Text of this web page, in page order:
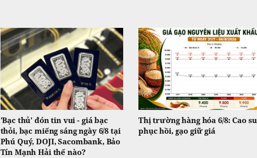
'Bạc thủ' đón tin vui - giá bạc
thỏi, bạc miếng sáng ngày 6/8 tại
Phú Quý, DOJI, Sacombank, Bảo
Tín Mạnh Hải thế nào?
Thị trường hàng hóa 6/8: Cao su
phục hồi, gạo giữ giá